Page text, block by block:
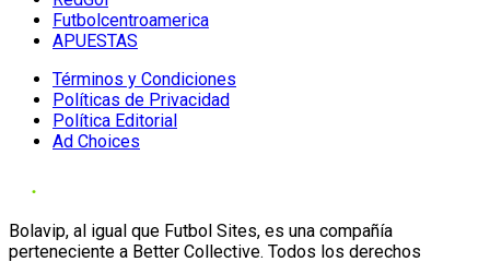
Futbolcentroamerica
APUESTAS
Términos y Condiciones
Políticas de Privacidad
Política Editorial
Ad Choices
Bolavip, al igual que Futbol Sites, es una compañía
perteneciente a Better Collective. Todos los derechos